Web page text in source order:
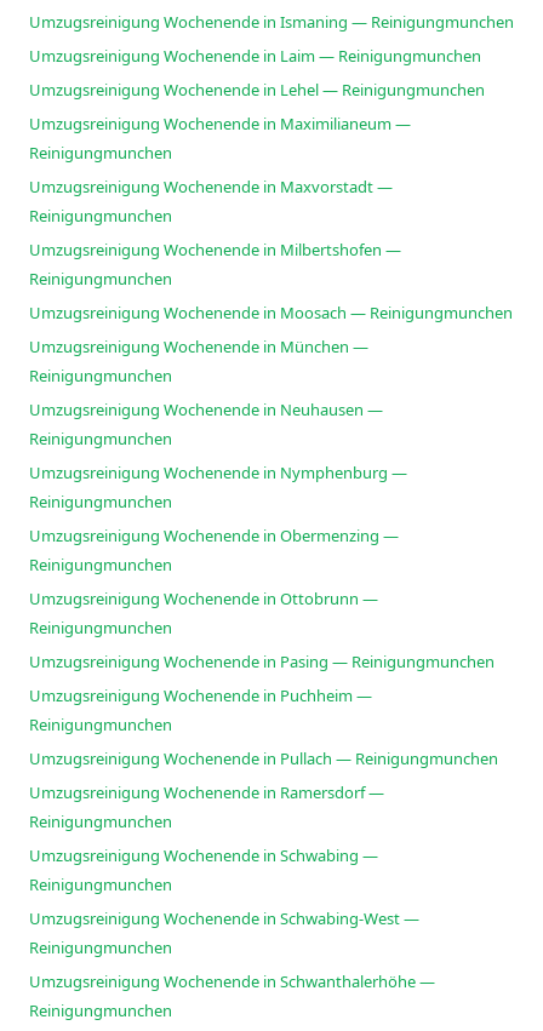
Umzugsreinigung Wochenende in Ismaning — Reinigungmunchen
Umzugsreinigung Wochenende in Laim — Reinigungmunchen
Umzugsreinigung Wochenende in Lehel — Reinigungmunchen
Umzugsreinigung Wochenende in Maximilianeum —
Reinigungmunchen
Umzugsreinigung Wochenende in Maxvorstadt —
Reinigungmunchen
Umzugsreinigung Wochenende in Milbertshofen —
Reinigungmunchen
Umzugsreinigung Wochenende in Moosach — Reinigungmunchen
Umzugsreinigung Wochenende in München —
Reinigungmunchen
Umzugsreinigung Wochenende in Neuhausen —
Reinigungmunchen
Umzugsreinigung Wochenende in Nymphenburg —
Reinigungmunchen
Umzugsreinigung Wochenende in Obermenzing —
Reinigungmunchen
Umzugsreinigung Wochenende in Ottobrunn —
Reinigungmunchen
Umzugsreinigung Wochenende in Pasing — Reinigungmunchen
Umzugsreinigung Wochenende in Puchheim —
Reinigungmunchen
Umzugsreinigung Wochenende in Pullach — Reinigungmunchen
Umzugsreinigung Wochenende in Ramersdorf —
Reinigungmunchen
Umzugsreinigung Wochenende in Schwabing —
Reinigungmunchen
Umzugsreinigung Wochenende in Schwabing-West —
Reinigungmunchen
Umzugsreinigung Wochenende in Schwanthalerhöhe —
Reinigungmunchen